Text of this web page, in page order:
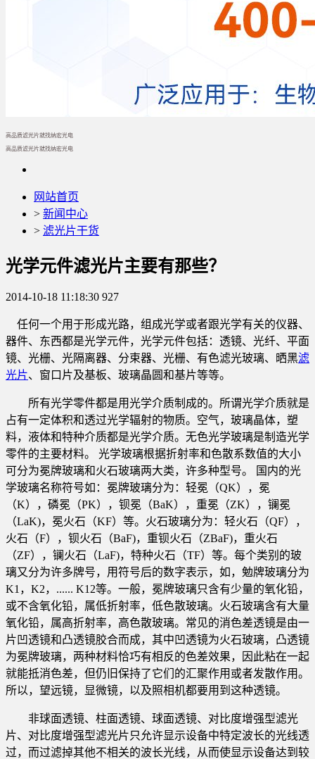
高品质滤光片就找纳宏光电
高品质滤光片就找纳宏光电
网站首页
> 新闻中心
> 滤光片干货
光学元件滤光片主要有那些？
2014-10-18 11:18:30 927
任何一个用于形成光路，组成光学或者跟光学有关的仪器、
器件、东西都是光学元件，光学元件包括：透镜、光纤、平面
镜、光栅、光隔离器、分束器、光栅、有色滤光玻璃、晒黑滤
光片、窗口片及基板、玻璃晶圆和基片等等。
所有光学零件都是用光学介质制成的。所谓光学介质就是
占有一定体积和透过光学辐射的物质。空气，玻璃晶体，塑
料，液体和特种介质都是光学介质。无色光学玻璃是制造光学
零件的主要材料。 光学玻璃根据折射率和色散系数值的大小
可分为冕牌玻璃和火石玻璃两大类，许多种型号。 国内的光
学玻璃名称符号如：冕牌玻璃分为：轻冕（QK），冕
（K），磷冕（PK），钡冕（BaK），重冕（ZK），镧冕
（LaK)，冕火石（KF）等。火石玻璃分为：轻火石（QF），
火石（F），钡火石（BaF)，重钡火石（ZBaF)，重火石
（ZF），镧火石（LaF)，特种火石（TF）等。每个类别的玻
璃又分为许多牌号，用符号后的数字表示，如，勉牌玻璃分为
K1，K2，...... K12等。一般，冕牌玻璃只含有少量的氧化铅，
或不含氧化铅，属低折射率，低色散玻璃。火石玻璃含有大量
氧化铅，属高折射率，高色散玻璃。常见的消色差透镜是由一
片凹透镜和凸透镜胶合而成，其中凹透镜为火石玻璃，凸透镜
为冕牌玻璃，两种材料恰巧有相反的色差效果，因此粘在一起
就能抵消色差，但仍旧保持了它们的汇聚作用或者发散作用。
所以，望远镜，显微镜，以及照相机都要用到这种透镜。
非球面透镜、柱面透镜、球面透镜、对比度增强型滤光
片、对比度增强型滤光片只允许显示设备中特定波长的光线透
过，而过滤掉其他不相关的波长光线，从而使显示设备达到较